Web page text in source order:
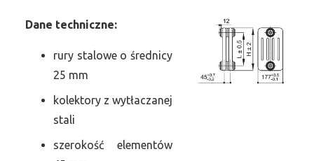
Dane techniczne:
rury stalowe o średnicy
25 mm
kolektory z wytłaczanej
stali
szerokość elementów